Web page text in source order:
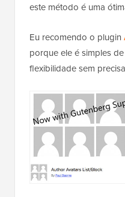
este método é uma
Eu recomendo o plugin
porque ele é simples
flexibilidade sem